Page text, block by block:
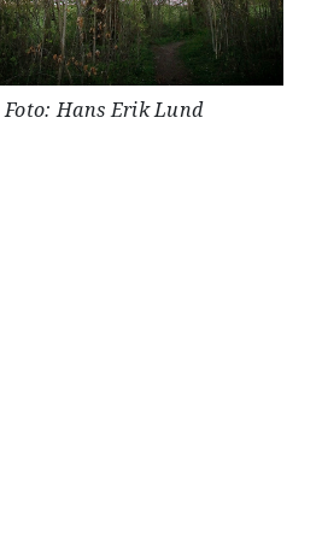
Foto: Hans Erik Lund